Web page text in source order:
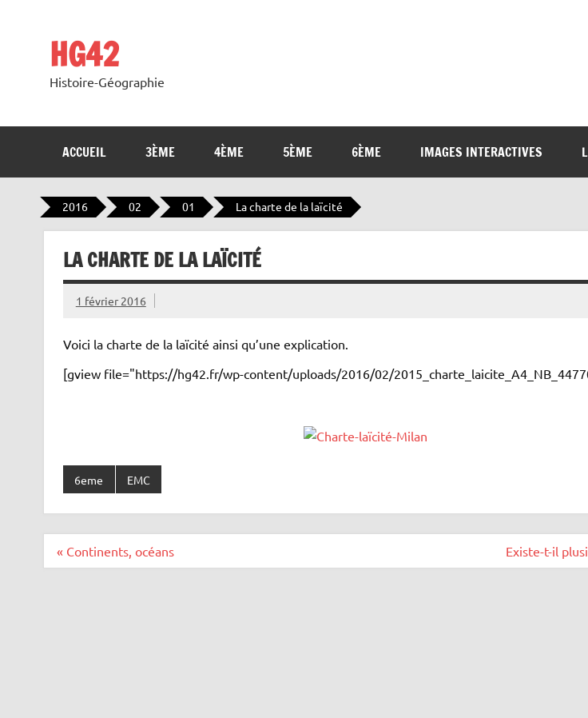
HG42
Histoire-Géographie
ACCUEIL 3ÈME 4ÈME 5ÈME 6ÈME IMAGES INTERACTIVES
2016 02 01 La charte de la laïcité
LA CHARTE DE LA LAÏCITÉ
1 février 2016
Voici la charte de la laïcité ainsi qu’une explication.
[gview file="https://hg42.fr/wp-content/uploads/2016/02/
6eme EMC
Navigation
« Continents, océans Existe-t-il